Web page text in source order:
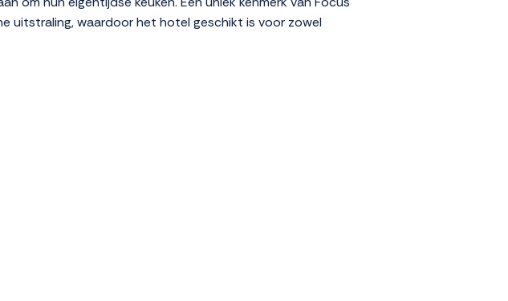
uitstraling, waardoor het hotel geschikt is voor zowel